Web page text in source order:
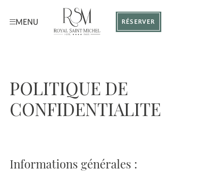
MENU RÉSERVER
POLITIQUE DE
CONFIDENTIALITE
Informations générales :